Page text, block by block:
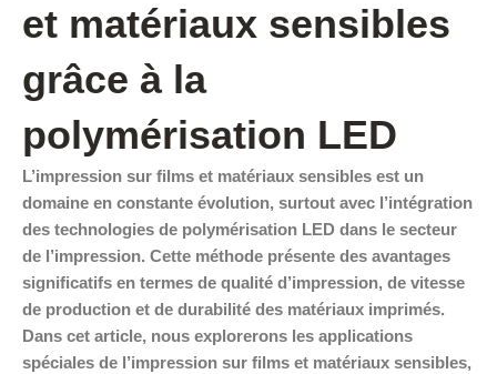
et matériaux sensibles
grâce à la
polymérisation LED
L’impression sur films et matériaux sensibles est un
domaine en constante évolution, surtout avec l’intégration
des technologies de polymérisation LED dans le secteur
de l’impression. Cette méthode présente des avantages
significatifs en termes de qualité d’impression, de vitesse
de production et de durabilité des matériaux imprimés.
Dans cet article, nous explorerons les applications
spéciales de l’impression sur films et matériaux sensibles,